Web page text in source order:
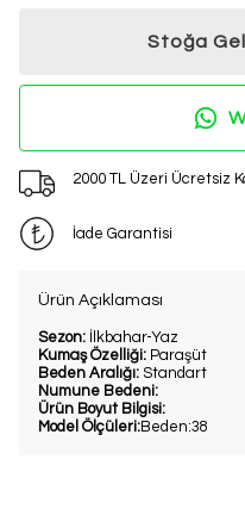
Stoğa
2000 TL Üzeri Ücretsiz
İade Garantisi
Ürün Açıklaması
Sezon: İlkbahar-Yaz
Kumaş Özelliği: Paraşüt
Beden Aralığı: Standart
Numune Bedeni:
Ürün Boyut Bilgisi:
Model Ölçüleri:Beden:38